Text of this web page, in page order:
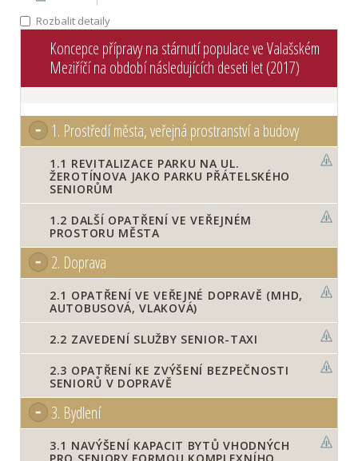
Rozbalit detaily
Koncepce přípravy na stárnutí populace ve Valašském
Meziříčí na období následujících deseti let (2017)
1. Prostředí města, veřejná prostranství a budovy
1.1 REVITALIZACE PARKU NA UL.
ŽEROTÍNOVA JAKO PARKU PŘÁTELSKÉHO
SENIORŮM
1.2 DALŠÍ OPATŘENÍ VE VEŘEJNÉM
PROSTORU MĚSTA
2. Doprava
2.1 OPATŘENÍ VE VEŘEJNÉ DOPRAVĚ (MHD,
AUTOBUSOVÁ, VLAKOVÁ)
2.2 ZAVEDENÍ SLUŽBY SENIOR-TAXI
2.3 OPATŘENÍ KE ZVÝŠENÍ BEZPEČNOSTI
SENIORŮ V DOPRAVĚ
3. Bydlení
3.1 NAVÝŠENÍ KAPACIT BYTŮ VHODNÝCH
PRO SENIORY FORMOU KOMPLEXNÍHO